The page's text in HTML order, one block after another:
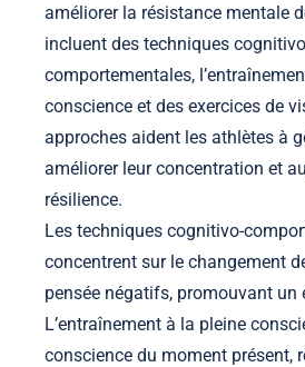
améliorer la résistance mentale
incluent des techniques
comportementales,
conscience et des exercices de
approches aident les athlètes à
améliorer leur concentration et
résilience.
Les techniques cognitivo-
concentrent sur le changement
pensée négatifs, promouvant un
L’entraînement à la pleine
conscience du moment présent,